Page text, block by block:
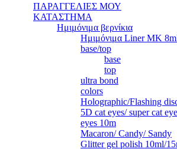
ΠΑΡΑΓΓΕΛΙΕΣ ΜΟΥ
ΚΑΤΑΣΤΗΜΑ
Ημιμόνιμα βερνίκια
Ημιμόνιμα Liner ΜΚ
base/top
base
top
ultra bond
colors
Holographic/Flashing
5D cat eyes/ super cat
eyes 10m
Macaron/ Candy/ Sandy
Glitter gel polish 10ml/